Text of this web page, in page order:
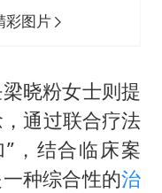
彩图片
晓粉女士则提
通过联合疗法
，结合临床案
种综合性的治